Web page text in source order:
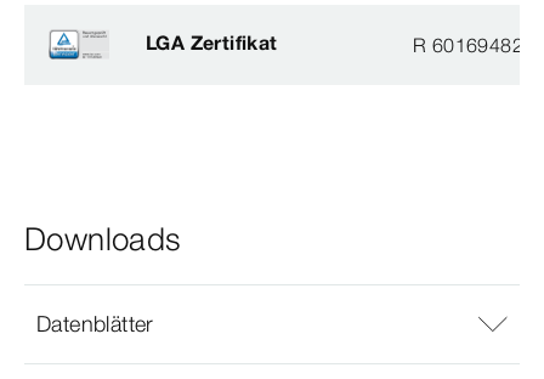
LGA Zertifikat R 60169482
Downloads
Datenblätter